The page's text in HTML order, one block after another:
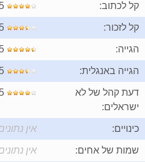
קל לכתוב: 4/5 כוכבים
קל לזכור: 3.5/5 כוכבים
הגייה: 4.5/5 כוכבים
הגייה באנגלית: 3.5/5 כוכבים
דעת קהל של לא
ישראלים:
4/5 כוכבים
כינויים: אין נתונים
שמות של אחים: אין נתונים